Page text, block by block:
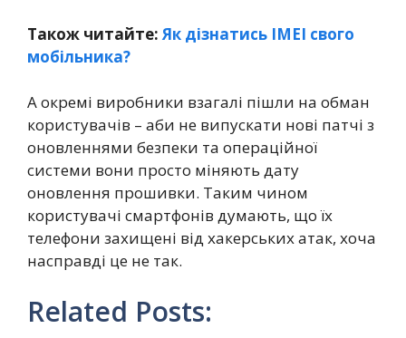
Також читайте: Як дізнатись IMEI свого
мобільника?
А окремі виробники взагалі пішли на обман
користувачів – аби не випускати нові патчі з
оновленнями безпеки та операційної
системи вони просто міняють дату
оновлення прошивки. Таким чином
користувачі смартфонів думають, що їх
телефони захищені від хакерських атак, хоча
насправді це не так.
Related Posts: